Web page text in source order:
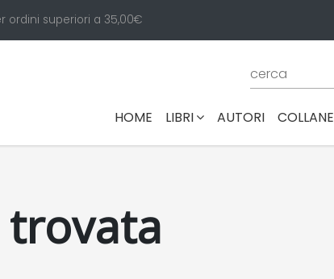
ordini superiori a 35,00€
HOME (CURRENT)
LIBRI AUTORI COLLANE
trovata